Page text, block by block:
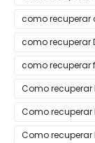
como recuperar
como recuperar
como recuperar
Como recuperar
Como
Como recuperar